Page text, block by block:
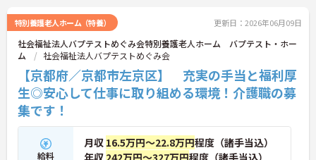
特別養護老人ホーム（特養） 更新日：2026年06月09日
社会福祉法人バプテストめぐみ会特別養護老人ホーム バプテスト・ホー
ム
社会福祉法人バプテストめぐみ会
【京都府／京都市左京区】 充実の手当と福利厚
生◎安心して仕事に取り組める環境！介護職の募
集です！
給料
月収 16.5万円～22.8万円程度（諸手当込）
年収 242万円～327万円程度（諸手当込）